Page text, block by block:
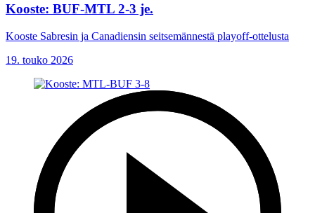
Kooste: BUF-MTL 2-3 je.
Kooste Sabresin ja Canadiensin seitsemännestä playoff-ottelusta
19. touko 2026